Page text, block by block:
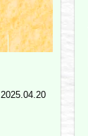
2025.04.20